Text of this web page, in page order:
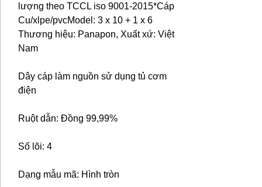
lượng theo TCCL iso 9001-2015*Cáp
Cu/xlpe/pvcModel: 3 x 10 + 1 x 6
Thương hiệu: Panapon, Xuất xứ: Việt
Nam
Dây cáp làm nguồn sử dụng tủ cơm
điện
Ruột dẫn: Đồng 99,99%
Số lõi: 4
Dạng mẫu mã: Hình tròn